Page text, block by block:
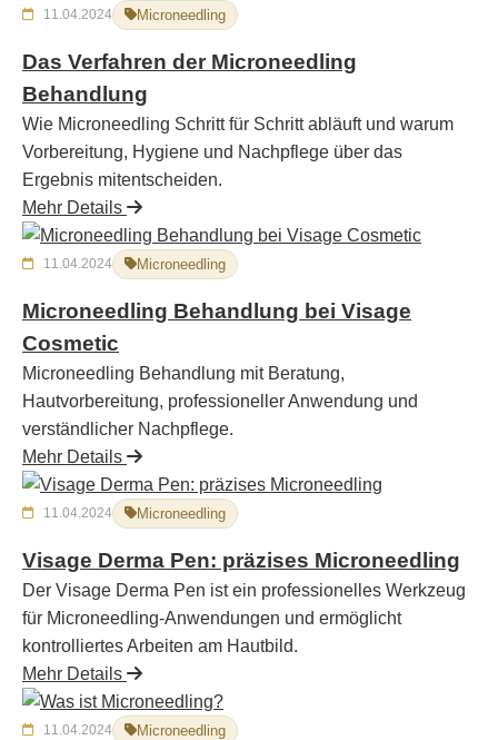
11.04.2024 Microneedling
Das Verfahren der Microneedling
Behandlung
Wie Microneedling Schritt für Schritt abläuft und warum
Vorbereitung, Hygiene und Nachpflege über das
Ergebnis mitentscheiden.
Mehr Details
11.04.2024 Microneedling
Microneedling Behandlung bei Visage
Cosmetic
Microneedling Behandlung mit Beratung,
Hautvorbereitung, professioneller Anwendung und
verständlicher Nachpflege.
Mehr Details
11.04.2024 Microneedling
Visage Derma Pen: präzises Microneedling
Der Visage Derma Pen ist ein professionelles Werkzeug
für Microneedling-Anwendungen und ermöglicht
kontrolliertes Arbeiten am Hautbild.
Mehr Details
11.04.2024 Microneedling